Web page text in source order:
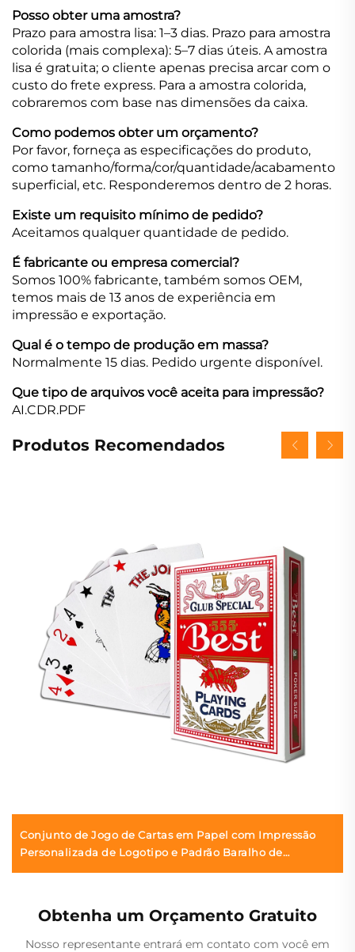
Posso obter uma amostra?
Prazo para amostra lisa: 1–3 dias. Prazo para amostra
colorida (mais complexa): 5–7 dias úteis. A amostra
lisa é gratuita; o cliente apenas precisa arcar com o
custo do frete express. Para a amostra colorida,
cobraremos com base nas dimensões da caixa.
Como podemos obter um orçamento?
Por favor, forneça as especificações do produto,
como tamanho/forma/cor/quantidade/acabamento
superficial, etc. Responderemos dentro de 2 horas.
Existe um requisito mínimo de pedido?
Aceitamos qualquer quantidade de pedido.
É fabricante ou empresa comercial?
Somos 100% fabricante, também somos OEM,
temos mais de 13 anos de experiência em
impressão e exportação.
Qual é o tempo de produção em massa?
Normalmente 15 dias. Pedido urgente disponível.
Que tipo de arquivos você aceita para impressão?
AI.CDR.PDF
Produtos Recomendados
Conjunto de Jogo de Cartas em Papel com Impressão
Personalizada de Logotipo e Padrão Baralho de
Obtenha um Orçamento Gratuito
Nosso representante entrará em contato com você em